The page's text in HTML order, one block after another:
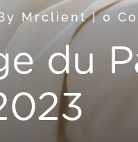
Mrclient | 0
du